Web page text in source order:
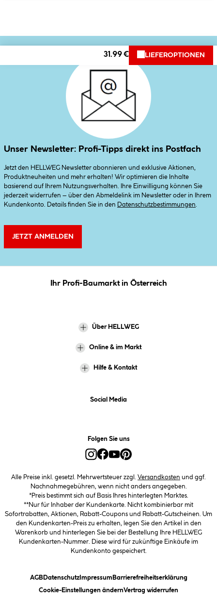
31.99 € LIEFEROPTIONEN
Unser Newsletter: Profi-Tipps direkt ins Postfach
Jetzt den HELLWEG Newsletter abonnieren und exklusive Aktionen,
Produktneuheiten und mehr erhalten! Wir optimieren die Inhalte
basierend auf Ihrem Nutzungsverhalten. Ihre Einwilligung können Sie
jederzeit widerrufen – über den Abmeldelink im Newsletter oder in Ihrem
Kundenkonto. Details finden Sie in den
Datenschutzbestimmungen
JETZT ANMELDEN
Ihr Profi-Baumarkt in Österreich
Über HELLWEG
Online & im Markt
Hilfe & Kontakt
Social Media
Folgen Sie uns
Alle Preise inkl. gesetzl. Mehrwertsteuer zzgl. Versandkosten und ggf.
Nachnahmegebühren, wenn nicht anders angegeben.
*Preis bestimmt sich auf Basis Ihres hinterlegten Marktes.
**Nur für Inhaber der Kundenkarte. Nicht kombinierbar mit
Sofortrabatten, Aktionen, Rabatt-Coupons und Rabatt-Gutscheinen. Um
den Kundenkarten-Preis zu erhalten, legen Sie den Artikel in den
Warenkorb und hinterlegen Sie bei der Bestellung Ihre HELLWEG
Kundenkarten-Nummer. Diese wird für zukünftige Einkäufe im
Kundenkonto gespeichert.
AGB(öffnet ein Dialogfeld)
Datenschutz(öffnet ein Dialogfeld)
Impressum(öffnet ein Dialogfeld)
Barrierefreiheitserklärung(öffnet
Cookie-Einstellungen ändern(öffnet ein Dialogfeld)
Vertrag widerrufen